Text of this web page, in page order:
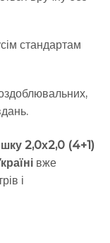
стандартам
2,0х2,0 (4+1)
вже
і